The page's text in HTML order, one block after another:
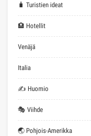
🧳 Turistien ideat
🏨 Hotellit
Venäjä
Italia
✍ Huomio
🎭 Viihde
🌏 Pohjois-Amerikka